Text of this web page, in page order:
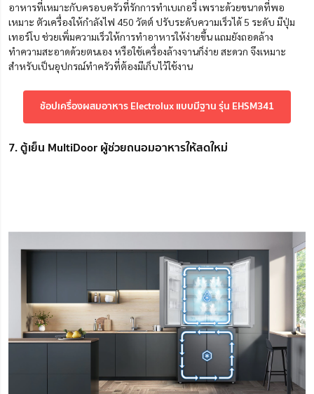
อาหารที่เหมาะกับครอบครัวที่รักการทำเบเกอรี่ เพราะด้วยขนาดที่พอ
เหมาะ ตัวเครื่องให้กำลังไฟ 450 วัตต์ ปรับระดับความเร็วได้ 5 ระดับ มีปุ่ม
เทอร์โบ ช่วยเพิ่มความเร็วให้การทำอาหารให้ง่ายขึ้น แถมยังถอดล้าง
ทำความสะอาดด้วยตนเอง หรือใช้เครื่องล้างจานก็ง่าย สะดวก จึงเหมาะ
สำหรับเป็นอุปกรณ์ทำครัวที่ต้องมีเก็บไว้ใช้งาน
ช้อปเครื่องผสมอาหาร Electrolux แบบมีฐาน รุ่น EHSM341
7. ตู้เย็น MultiDoor ผู้ช่วยถนอมอาหารให้สดใหม่